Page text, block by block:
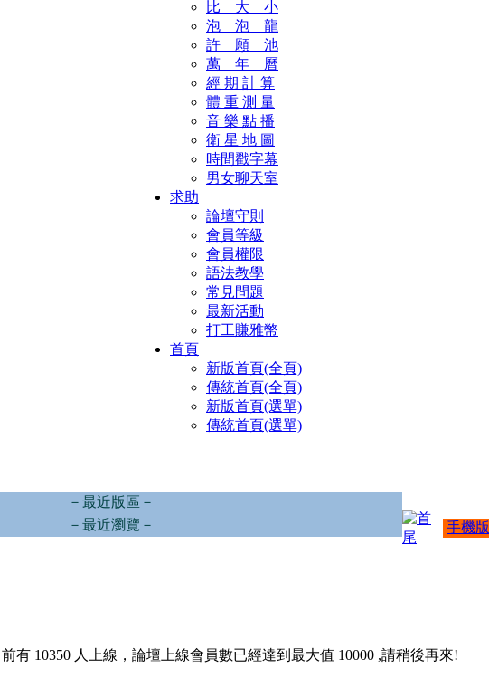
比 大 小
泡 泡 龍
許 願 池
萬 年 曆
經 期 計 算
體 重 測 量
音 樂 點 播
衛 星 地 圖
時間戳字幕
男女聊天室
求助
論壇守則
會員等級
會員權限
語法教學
常見問題
最新活動
打工賺雅幣
首頁
新版首頁(全頁)
傳統首頁(全頁)
新版首頁(選單)
傳統首頁(選單)
－最近版區－
－最近瀏覽－
手機版
有 10350 人上線，論壇上線會員數已經達到最大值 10000 ,請稍後再來!